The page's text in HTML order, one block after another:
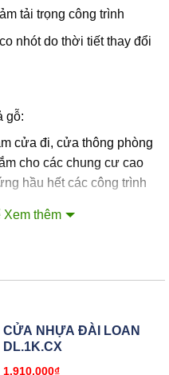
tải trọng công trình
nhót do thời tiết thay đổi
gỗ:
cửa đi, cửa thông phòng
cho các chung cư cao
hầu hết các công trình
hoặc 800×2100 (Hoặc
thêm
CỬA NHỰA ĐÀI LOAN
DL.1K.CX
1.910.000₫